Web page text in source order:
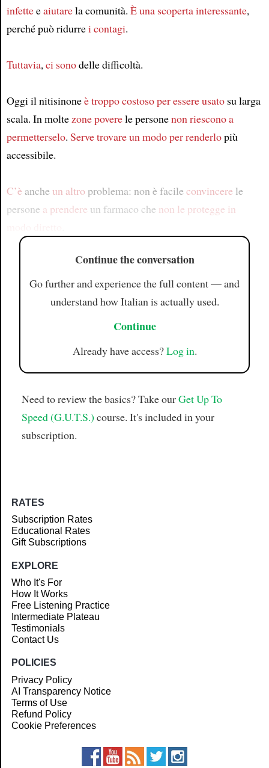
infetteeaiutarela comunità. È una scoperta interessante,
perché può ridurrei contagi.
Tuttavia,ci sonodelle difficoltà.
Oggi il nitisinoneè troppo costosoper essere usatosu larga
scala. In moltezone poverele personenon riescono a
permetterselo. Serve trovare un modoper renderlopiù
accessibile.
C’è ancheun altro problema: non è facileconvincere le
persone a prendere un farmaco che non le protegge in
Continue the conversation
Go further and experience the full content — and
understand how Italian is actually used.
Continue
Already have access?Log in.
Need to review the basics? Take ourGet Up To
Speed (G.U.T.S.) course. It's included in your
subscription.
RATES
Subscription Rates
Educational Rates
Gift Subscriptions
EXPLORE
Who It's For
How It Works
Free Listening Practice
Intermediate Plateau
Testimonials
Contact Us
POLICIES
Privacy Policy
AI Transparency Notice
Terms of Use
Refund Policy
Cookie Preferences